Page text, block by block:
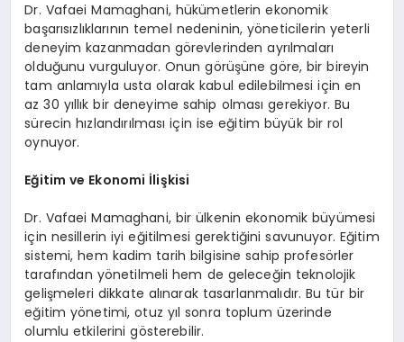
Dr. Vafaei Mamaghani, hükümetlerin ekonomik
başarısızlıklarının temel nedeninin, yöneticilerin yeterli
deneyim kazanmadan görevlerinden ayrılmaları
olduğunu vurguluyor. Onun görüşüne göre, bir bireyin
tam anlamıyla usta olarak kabul edilebilmesi için en
az 30 yıllık bir deneyime sahip olması gerekiyor. Bu
sürecin hızlandırılması için ise eğitim büyük bir rol
oynuyor.
Eğitim ve Ekonomi İlişkisi
Dr. Vafaei Mamaghani, bir ülkenin ekonomik büyümesi
için nesillerin iyi eğitilmesi gerektiğini savunuyor. Eğitim
sistemi, hem kadim tarih bilgisine sahip profesörler
tarafından yönetilmeli hem de geleceğin teknolojik
gelişmeleri dikkate alınarak tasarlanmalıdır. Bu tür bir
eğitim yönetimi, otuz yıl sonra toplum üzerinde
olumlu etkilerini gösterebilir.